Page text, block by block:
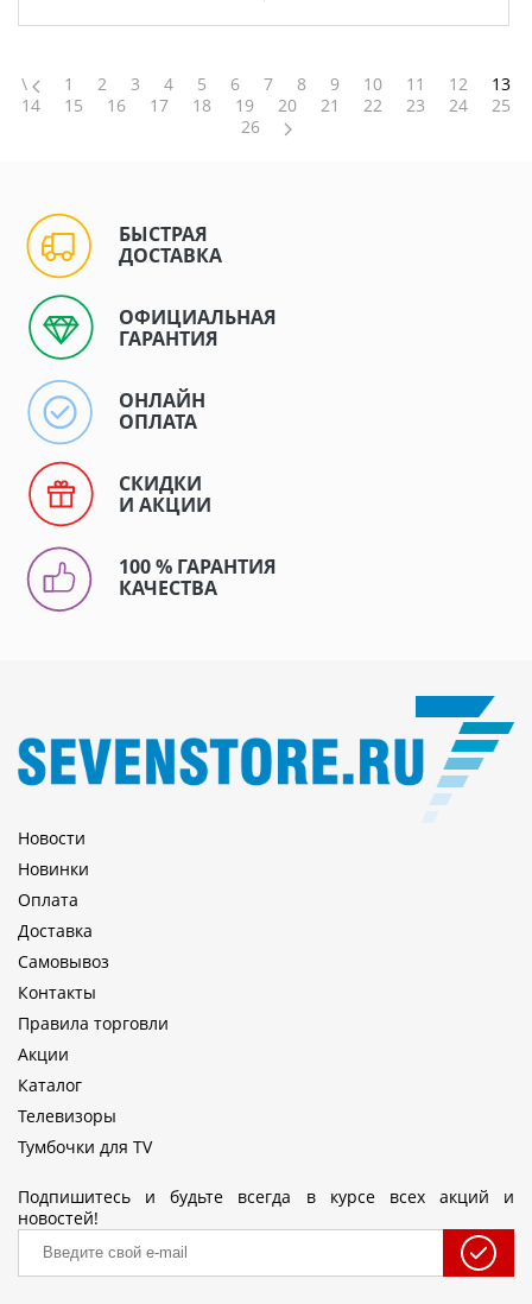
\ 1 2 3 4 5 6 7 8 9 10 11 12
13
14
15 16 17 18 19 20 21 22 23 24
25
26
БЫСТРАЯ
ДОСТАВКА
ОФИЦИАЛЬНАЯ
ГАРАНТИЯ
ОНЛАЙН
ОПЛАТА
СКИДКИ
И АКЦИИ
100 % ГАРАНТИЯ
КАЧЕСТВА
Новости
Новинки
Оплата
Доставка
Самовывоз
Контакты
Правила торговли
Акции
Каталог
Телевизоры
Тумбочки для TV
Подпишитесь и будьте всегда в курсе всех акций и
новостей!